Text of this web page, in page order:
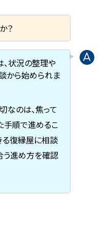
？
、状況の整理や
から始められま
なのは、焦って
手順で進めるこ
る復縁屋に相談
う進め方を確認